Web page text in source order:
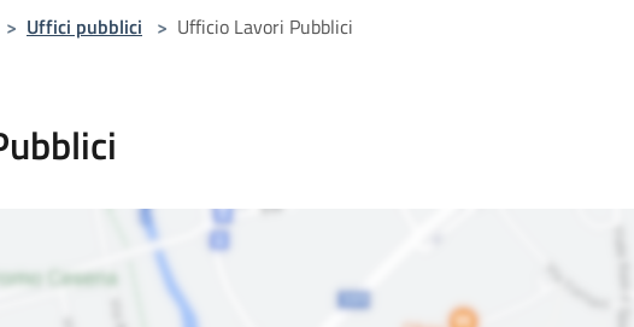
> Uffici pubblici > Ufficio Lavori Pubblici